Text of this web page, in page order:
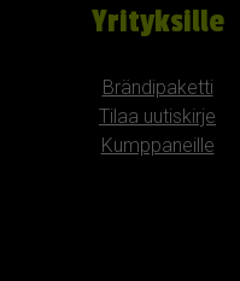
Yrityksille
Brändipaketti
Tilaa uutiskirje
Kumppaneille